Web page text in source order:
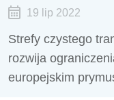
19 lip 2022
Strefy czystego
rozwija
europejskim